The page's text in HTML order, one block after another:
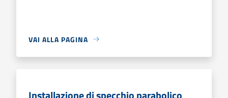
VAI ALLA PAGINA